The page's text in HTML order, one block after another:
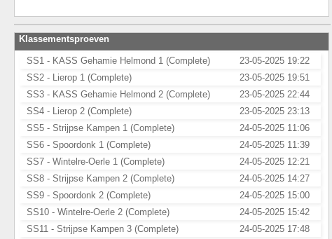
Klassementsproeven
SS1 - KASS Gehamie Helmond 1 (Complete)
23-05-2025 19:22
SS2 - Lierop 1 (Complete)
23-05-2025 19:51
SS3 - KASS Gehamie Helmond 2 (Complete)
23-05-2025 22:44
SS4 - Lierop 2 (Complete)
23-05-2025 23:13
SS5 - Strijpse Kampen 1 (Complete)
24-05-2025 11:06
SS6 - Spoordonk 1 (Complete)
24-05-2025 11:39
SS7 - Wintelre-Oerle 1 (Complete)
24-05-2025 12:21
SS8 - Strijpse Kampen 2 (Complete)
24-05-2025 14:27
SS9 - Spoordonk 2 (Complete)
24-05-2025 15:00
SS10 - Wintelre-Oerle 2 (Complete)
24-05-2025 15:42
SS11 - Strijpse Kampen 3 (Complete)
24-05-2025 17:48